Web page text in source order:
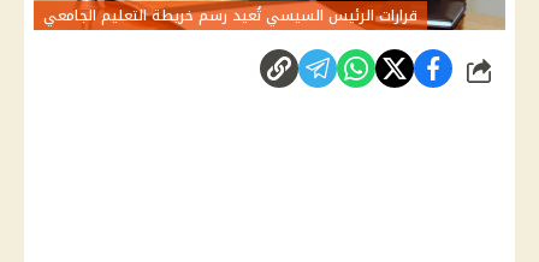
قرارات الرئيس السيسي تُعيد رسم خريطة التعليم الجامعي
شارك